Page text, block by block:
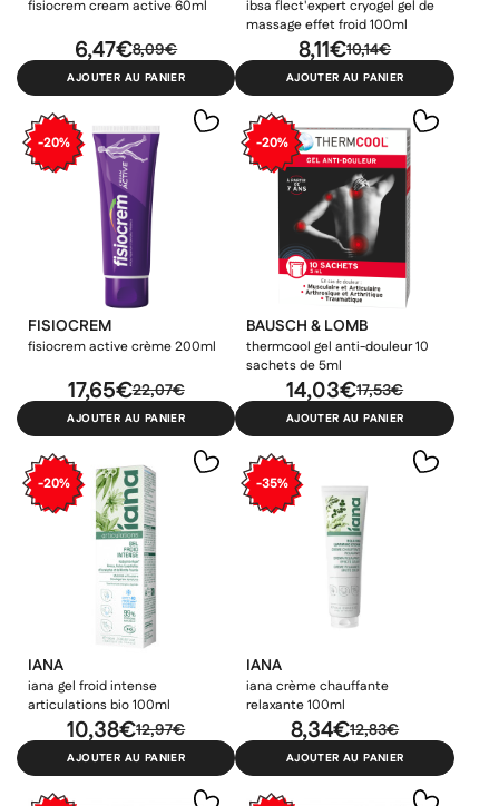
fisiocrem cream active 60ml
8,09€
6,47€
AJOUTER AU PANIER
ibsa flect'expert cryogel gel de
massage effet froid 100ml
10,14€
8,11€
AJOUTER AU PANIER
-20%
FISIOCREM
fisiocrem active crème 200ml
22,07€
17,65€
AJOUTER AU PANIER
-20%
BAUSCH & LOMB
thermcool gel anti-douleur 10
sachets de 5ml
17,53€
14,03€
AJOUTER AU PANIER
-20%
IANA
iana gel froid intense
articulations bio 100ml
12,97€
10,38€
AJOUTER AU PANIER
-35%
IANA
iana crème chauffante
relaxante 100ml
12,83€
8,34€
AJOUTER AU PANIER
×
Créer une nouvelle liste
((confirmMessage))
((cancelText)) ((modalDeleteText))
Nom de la liste d'envies
Annuler Créer une liste d'envies
Vous devez être connecté pour ajouter des produits à votre
liste d'envies.
Annuler Connexion